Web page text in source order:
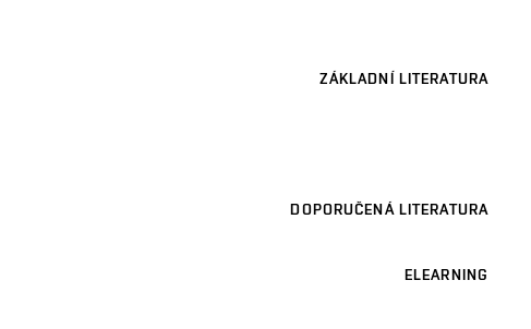
ZÁKLADNÍ LITERATURA
DOPORUČENÁ LITERATURA
ELEARNING